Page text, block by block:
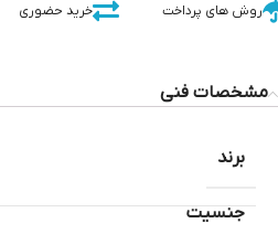
روش های پرداخت خرید حضوری
مشخصات فنی
جنسیت
برند